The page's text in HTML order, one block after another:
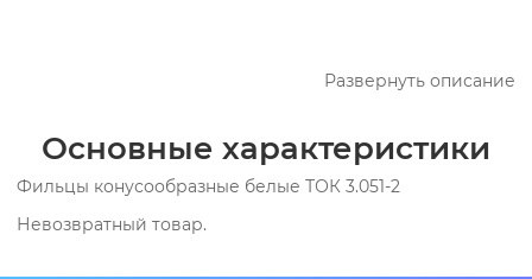
Развернуть описание
Основные характеристики
Фильцы конусообразные белые ТОК 3.051-2
Невозвратный товар.